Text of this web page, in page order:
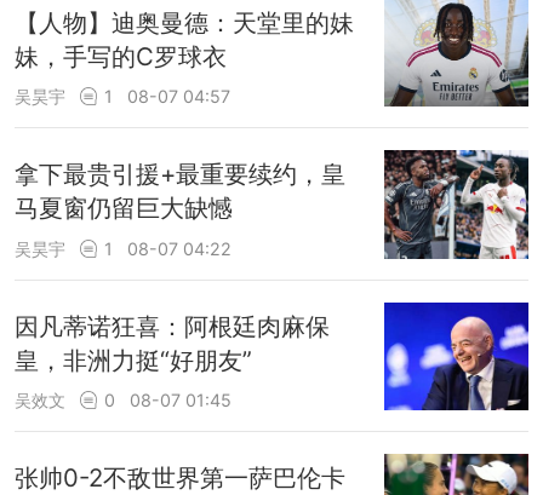
【人物】迪奥曼德：天堂里的妹
妹，手写的C罗球衣
吴昊宇 1 08-07 04:57
拿下最贵引援+最重要续约，皇
马夏窗仍留巨大缺憾
吴昊宇 1 08-07 04:22
因凡蒂诺狂喜：阿根廷肉麻保
皇，非洲力挺“好朋友”
吴效文 0 08-07 01:45
张帅0-2不敌世界第一萨巴伦卡